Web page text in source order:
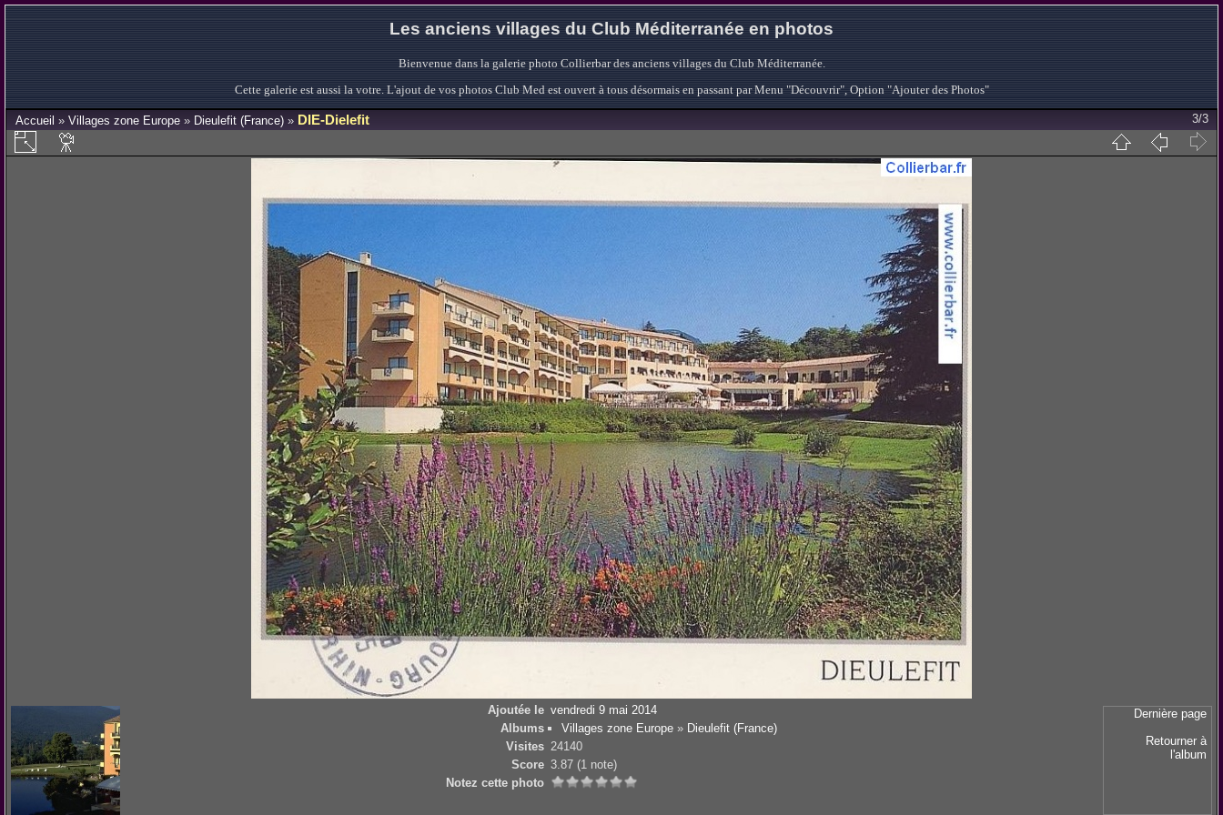
Les anciens villages du Club Méditerranée en photos
Bienvenue dans la galerie photo Collierbar des anciens villages du Club Méditerranée.
Cette galerie est aussi la votre. L'ajout de vos photos Club Med est ouvert à tous désormais en passant par Menu "Découvrir", Option "Ajouter des Photos"
Accueil » Villages zone Europe » Dieulefit (France) » DIE-Dielefit 3/3
Dernière page
Retourner à
l'album
Ajoutée le vendredi 9 mai 2014
Albums
Villages zone Europe » Dieulefit (France)
Visites 24140
Score 3.87 (1 note)
Notez cette photo